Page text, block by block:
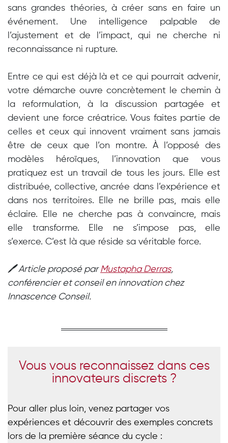
sans grandes théories, à créer sans en faire un
événement. Une intelligence palpable de
l’ajustement et de l’impact, qui ne cherche ni
reconnaissance ni rupture.
Entre ce qui est déjà là et ce qui pourrait advenir,
votre démarche ouvre concrètement le chemin à
la reformulation, à la discussion partagée et
devient une force créatrice. Vous faites partie de
celles et ceux qui innovent vraiment sans jamais
être de ceux que l’on montre. À l’opposé des
modèles héroïques, l’innovation que vous
pratiquez est un travail de tous les jours. Elle est
distribuée, collective, ancrée dans l’expérience et
dans nos territoires.
Elle ne brille pas, mais elle
éclaire. Elle ne cherche pas à convaincre, mais
elle transforme. Elle ne s’impose pas, elle
s’exerce. C’est là que réside sa véritable force.
🖊️ Article proposé parMustapha Derras,
conférencier et conseil en innovation chez
Innascence Conseil.
Vous vous reconnaissez dans ces
innovateurs discrets ?
Pour aller plus loin, venez partager vos
expériences et découvrir des exemples concrets
lors de la première séance du cycle :